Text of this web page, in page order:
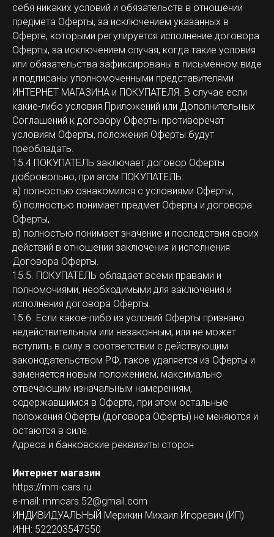
себя никаких условий и обязательств в отношении
предмета Оферты, за исключением указанных в
Оферте, которыми регулируется исполнение договора
Оферты, за исключением случая, когда такие условия
или обязательства зафиксированы в письменном виде
и подписаны уполномоченными представителями
ИНТЕРНЕТ МАГАЗИНА и ПОКУПАТЕЛЯ. В случае если
какие-либо условия Приложений или Дополнительных
Соглашений к договору Оферты противоречат
условиям Оферты, положения Оферты будут
преобладать.
15.4 ПОКУПАТЕЛЬ заключает договор Оферты
добровольно, при этом ПОКУПАТЕЛЬ:
а) полностью ознакомился с условиями Оферты,
б) полностью понимает предмет Оферты и договора
Оферты,
в) полностью понимает значение и последствия своих
действий в отношении заключения и исполнения
Договора Оферты.
15.5. ПОКУПАТЕЛЬ обладает всеми правами и
полномочиями, необходимыми для заключения и
исполнения договора Оферты.
15.6. Если какое-либо из условий Оферты признано
недействительным или незаконным, или не может
вступить в силу в соответствии с действующим
законодательством РФ, такое удаляется из Оферты и
заменяется новым положением, максимально
отвечающим изначальным намерениям,
содержавшимся в Оферте, при этом остальные
положения Оферты (договора Оферты) не меняются и
остаются в силе.
Адреса и банковские реквизиты сторон
Интернет магазин
https://mm-cars.ru
e-mail: mmcars.52@gmail.com
ИНДИВИДУАЛЬНЫЙ Мерикин Михаил Игоревич (ИП)
ИНН: 522203547550